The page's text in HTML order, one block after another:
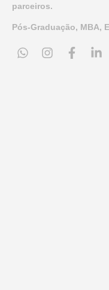
parceiros.
Pós-Graduação, MBA,